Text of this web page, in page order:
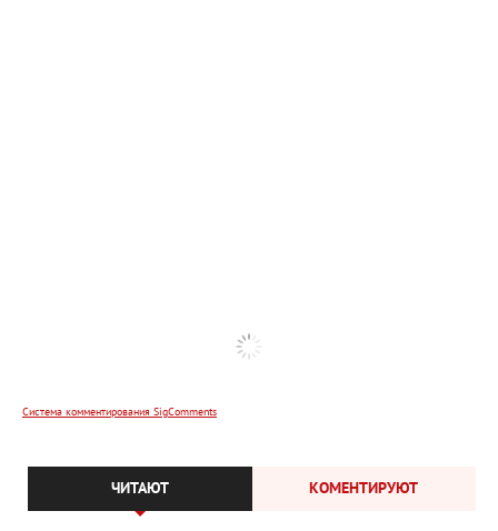
Система комментирования SigComments
ЧИТАЮТ КОМЕНТИРУЮТ